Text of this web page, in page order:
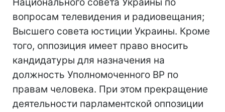
вопросам телевидения и радиовещания;
Высшего совета юстиции Украины. Кроме
того, оппозиция имеет право вносить
кандидатуры для назначения на
должность Уполномоченного ВР по
правам человека. При этом прекращение
деятельности парламентской оппозиции